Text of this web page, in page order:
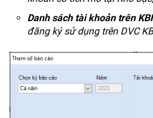
Danh sách tài khoản trên
đăng ký sử dụng trên DVC